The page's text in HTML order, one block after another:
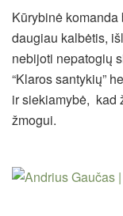
Kūrybinė
daugiau kalbėtis,
nebijoti nepatogių
“Klaros santykių”
ir siekiamybė, kad
žmogui.